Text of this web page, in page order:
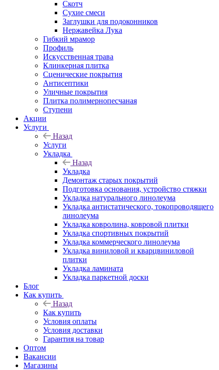
Скотч
Сухие смеси
Заглушки для подоконников
Нержавейка Лука
Гибкий мрамор
Профиль
Искусственная трава
Клинкерная плитка
Сценические покрытия
Антисептики
Уличные покрытия
Плитка полимернопесчаная
Ступени
Акции
Услуги
Назад
Услуги
Укладка
Назад
Укладка
Демонтаж старых покрытий
Подготовка основания, устройство стяжки
Укладка натурального линолеума
Укладка антистатического, токопроводящего
линолеума
Укладка ковролина, ковровой плитки
Укладка спортивных покрытий
Укладка коммерческого линолеума
Укладка виниловой и кварцвиниловой
плитки
Укладка ламината
Укладка паркетной доски
Блог
Как купить
Назад
Как купить
Условия оплаты
Условия доставки
Гарантия на товар
Оптом
Вакансии
Магазины